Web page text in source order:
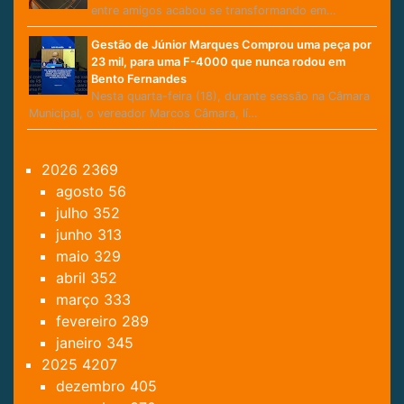
entre amigos acabou se transformando em…
Gestão de Júnior Marques Comprou uma peça por
23 mil, para uma F-4000 que nunca rodou em
Bento Fernandes
Nesta quarta-feira (18), durante sessão na Câmara
Municipal, o vereador Marcos Câmara, lí…
2026 2369
agosto 56
julho 352
junho 313
maio 329
abril 352
março 333
fevereiro 289
janeiro 345
2025 4207
dezembro 405